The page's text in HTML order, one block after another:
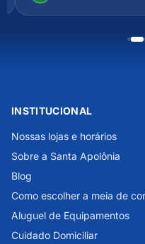
INSTITUCIONAL
Nossas lojas e horários
Sobre a Santa Apolônia
Blog
Como escolher a meia de
Aluguel de Equipamentos
Cuidado Domiciliar